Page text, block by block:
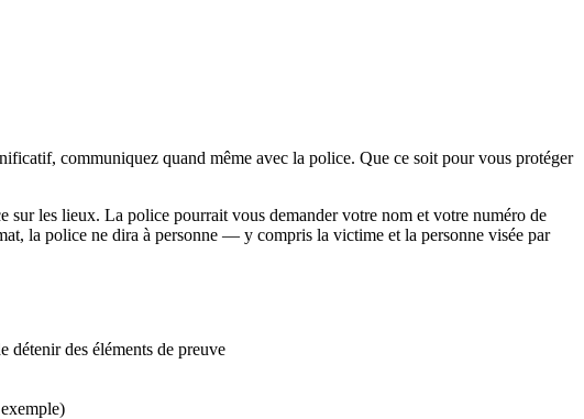
communiquez quand même avec la police. Que ce soit pour vous protéger
sur les lieux. La police pourrait vous demander votre nom et votre numéro de
la police ne dira à personne — y compris la victime et la personne visée par
détenir des éléments de preuve